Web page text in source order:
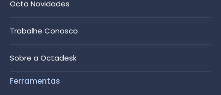
Octa Novidades
Trabalhe Conosco
Sobre a Octadesk
Ferramentas